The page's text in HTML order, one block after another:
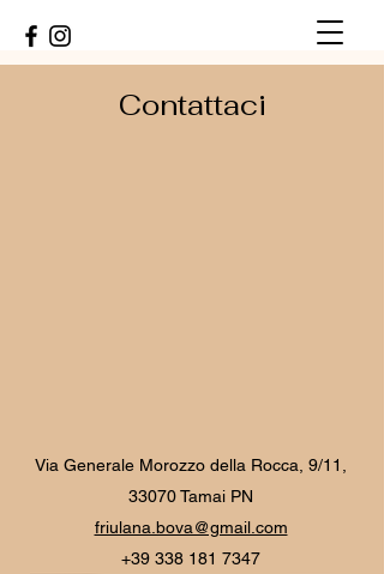
Contattaci
Via Generale Morozzo della Rocca, 9/11,
33070 Tamai PN
friulana.bova@gmail.com
+39 338 181 7347